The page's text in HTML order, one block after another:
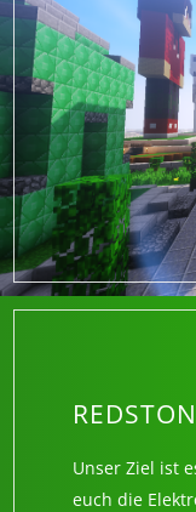
Unser Ziel ist
euch die